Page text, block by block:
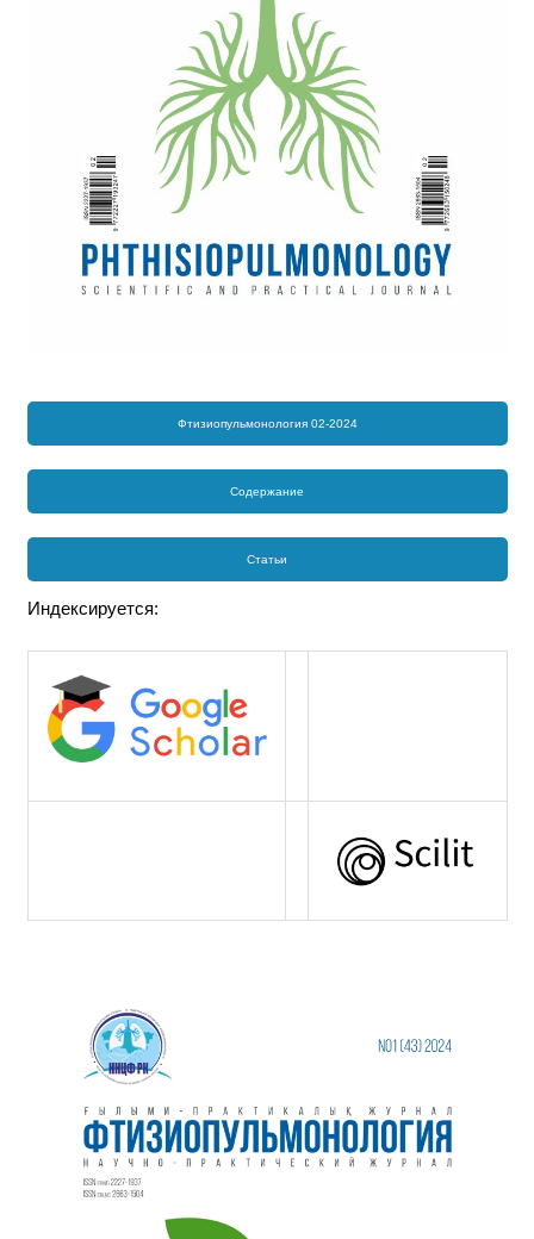
Фтизиопульмонология 02-2024
Содержание
Статьи
Индексируется: